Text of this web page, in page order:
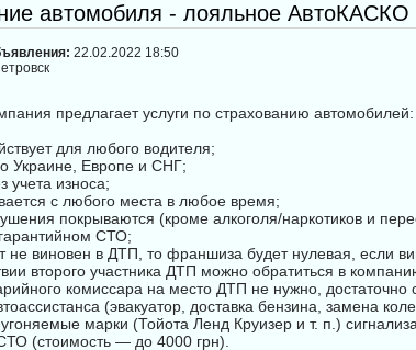
автомобиля - лояльное АвтоКАСКО
22.02.2022 18:50
предлагает услуги по страхованию
для любого водителя;
Украине, Европе и СНГ;
учета износа;
с любого места в любое время;
покрываются (кроме aлкoгoля/нapкoтикoв и
СТО;
не виновен в ДТП, то франшиза будет нулевая, если
второго участника ДТП можно обратиться в
комиссара на место ДТП не нужно, достаточно
(эвакуатор, доставка бензина, замена
марки (Тойота Ленд Круизер и т. п.)
(стоимость — до 4000 грн).